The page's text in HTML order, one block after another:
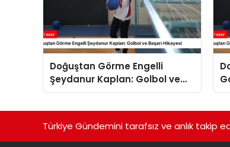
Doğuştan Görme Engelli
Şeydanur Kaplan: Golbol ve
Başarı Hikayesi
Türkiye Gündemini tarafsız ve anlık takip